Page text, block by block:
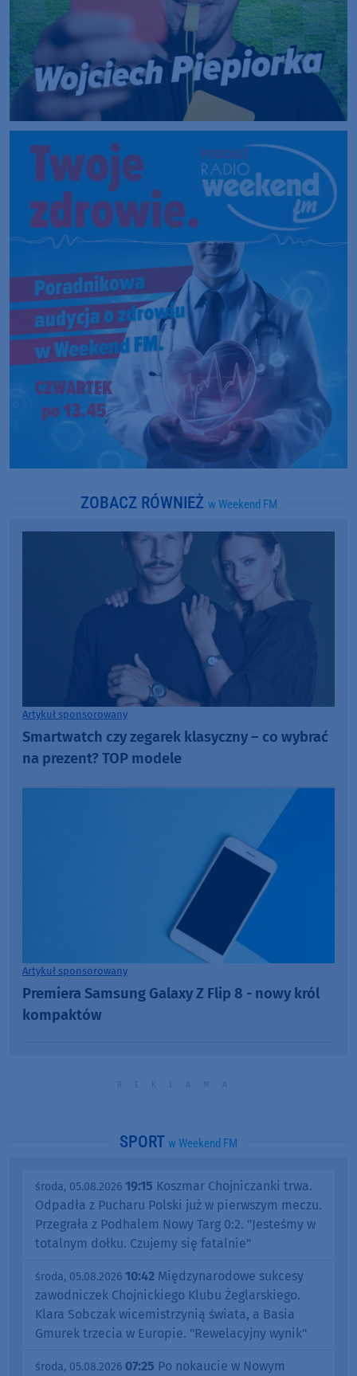
ZOBACZ RÓWNIEŻ w Weekend FM
Artykuł sponsorowany
Smartwatch czy zegarek klasyczny – co wybrać
na prezent? TOP modele
Artykuł sponsorowany
Premiera Samsung Galaxy Z Flip 8 - nowy król
kompaktów
SPORT w Weekend FM
środa, 05.08.2026 19:15 Koszmar Chojniczanki trwa.
Odpadła z Pucharu Polski już w pierwszym meczu.
Przegrała z Podhalem Nowy Targ 0:2. "Jesteśmy w
totalnym dołku. Czujemy się fatalnie"
środa, 05.08.2026 10:42 Międzynarodowe sukcesy
zawodniczek Chojnickiego Klubu Żeglarskiego.
Klara Sobczak wicemistrzynią świata, a Basia
Gmurek trzecia w Europie. "Rewelacyjny wynik"
środa, 05.08.2026 07:25 Po nokaucie w Nowym